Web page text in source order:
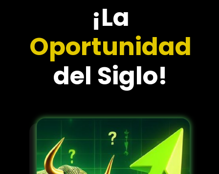
¡La
Oportunidad
del Siglo!